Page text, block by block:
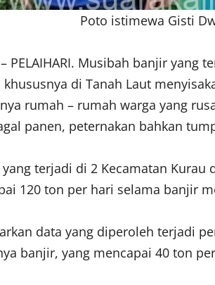
Poto istimewa Gisti
– PELAIHARI. Musibah banjir
khususnya di Tanah Laut
rumah – rumah warga yang
panen, peternakan bahkan
yang terjadi di 2 Kecamatan
120 ton per hari selama banjir
data yang diperoleh terjadi
banjir, yang mencapai 40 ton